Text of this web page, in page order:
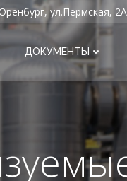
ул.Пермская, 2А
ДОКУМЕНТЫ